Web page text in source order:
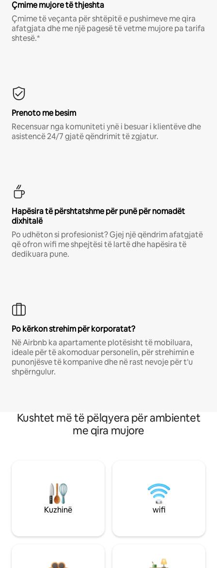
Çmime mujore të thjeshta
Çmime të veçanta për shtëpitë e pushimeve me qira
afatgjata dhe me një pagesë të vetme mujore pa tarifa
shtesë.*
Prenoto me besim
Recensuar nga komuniteti ynë i besuar i klientëve dhe
asistencë 24/7 gjatë qëndrimit të zgjatur.
Hapësira të përshtatshme për punë për nomadët
dixhitalë
Po udhëton si profesionist? Gjej një qëndrim afatgjatë
që ofron wifi me shpejtësi të lartë dhe hapësira të
dedikuara pune.
Po kërkon strehim për korporatat?
Në Airbnb ka apartamente plotësisht të mobiluara,
ideale për të akomoduar personelin, për strehimin e
punonjësve të kompanive dhe në rast nevoje për t'u
shpërngulur.
Kushtet më të pëlqyera për ambientet
me qira mujore
Kuzhinë wifi